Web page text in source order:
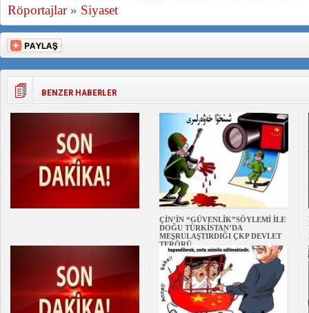
Röportajlar» Siyaset
BENZER HABERLER
ÇİN’İN “GÜVENLİK”SÖYLEMİ İLE
DOĞU TÜRKİSTAN’DA
MEŞRULAŞTIRDIĞI ÇKP DEVLET
TERÖRÜ